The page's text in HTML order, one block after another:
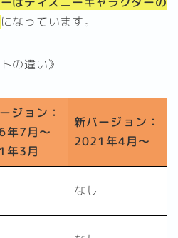
になっています。
の違い》
ジョン：
年7月～
年3月
新バージョン：
2021年4月～
なし